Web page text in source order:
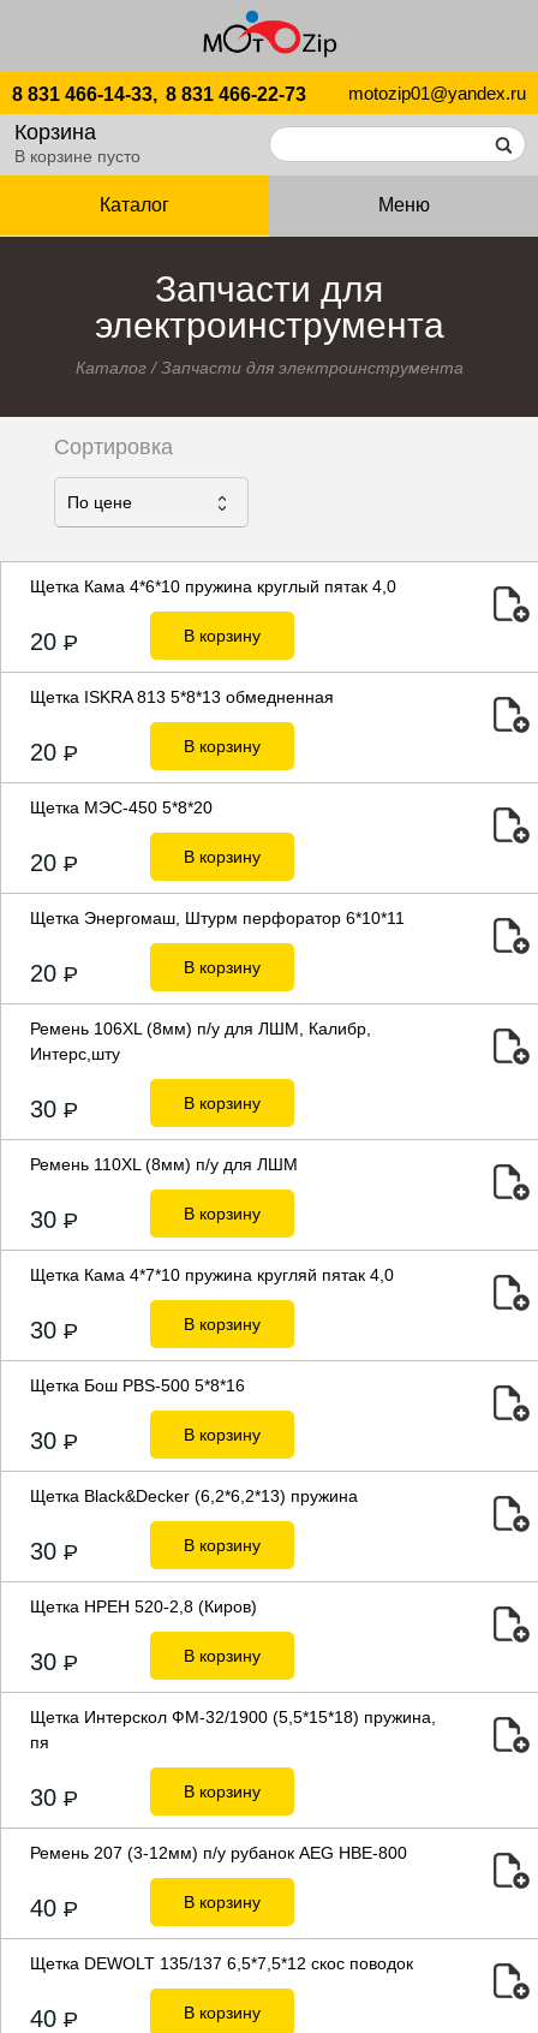
8 831 466-14-33, 8 831 466-22-73 motozip01@yandex.ru
Корзина
В корзине пусто
Каталог Меню
Запчасти для
электроинструмента
Каталог/Запчасти для электроинструмента
Сортировка
По ценe
Щетка Кама 4*6*10 пружина круглый пятак 4,0
20P В корзину
Щетка ISKRA 813 5*8*13 обмедненная
20P В корзину
Щетка МЭС-450 5*8*20
20P В корзину
Щетка Энергомаш, Штурм перфоратор 6*10*11
20P В корзину
Ремень 106XL (8мм) п/у для ЛШМ, Калибр,
Интерс,шту
30P В корзину
Ремень 110XL (8мм) п/у для ЛШМ
30P В корзину
Щетка Кама 4*7*10 пружина кругляй пятак 4,0
30P В корзину
Щетка Бош PBS-500 5*8*16
30P В корзину
Щетка Black&Deсker (6,2*6,2*13) пружина
30P В корзину
Щетка НРЕН 520-2,8 (Киров)
30P В корзину
Щетка Интерскол ФМ-32/1900 (5,5*15*18) пружина,
пя
30P В корзину
Ремень 207 (3-12мм) п/у рубанок AEG HBE-800
40P В корзину
Щетка DEWOLT 135/137 6,5*7,5*12 скос поводок
40P В корзину